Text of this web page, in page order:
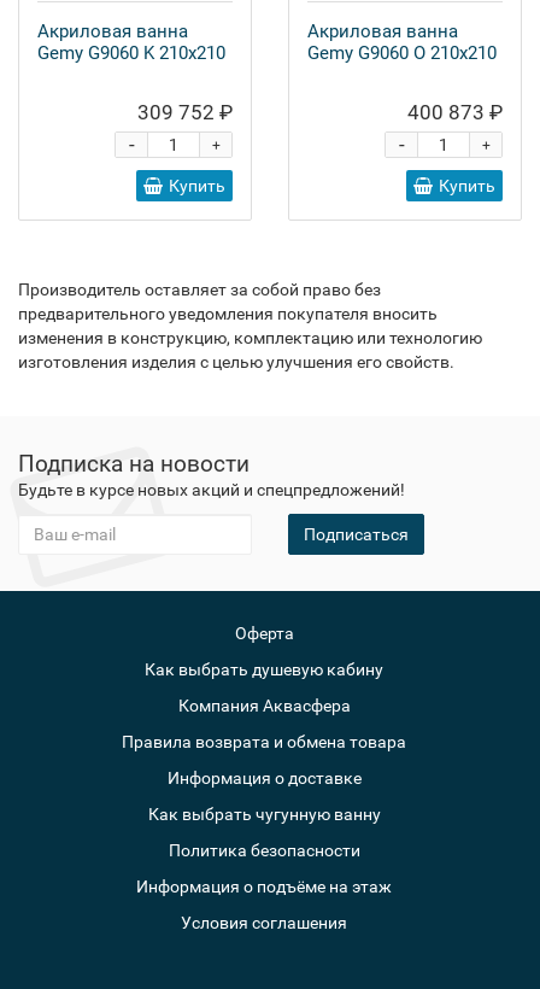
Акриловая ванна
Gemy G9060 K 210x210
309 752 ₽
+
-
Купить
Акриловая ванна
Gemy G9060 O 210x210
400 873 ₽
+
-
Купить
Производитель оставляет за собой право без
предварительного уведомления покупателя вносить
изменения в конструкцию, комплектацию или технологию
изготовления изделия с целью улучшения его свойств.
Подписка на новости
Будьте в курсе новых акций и спецпредложений!
Подписаться
Оферта
Как выбрать душевую кабину
Компания Аквасфера
Правила возврата и обмена товара
Информация о доставке
Как выбрать чугунную ванну
Политика безопасности
Информация о подъёме на этаж
Условия соглашения